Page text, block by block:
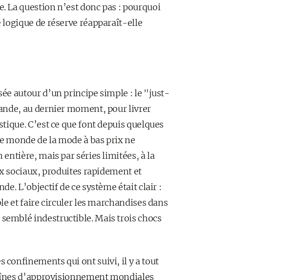
La question n’est donc pas : pourquoi
de réserve réapparaît-elle
autour d’un principe simple : le "just-
au dernier moment, pour livrer
C’est ce que font depuis quelques
monde de la mode à bas prix ne
mais par séries limitées, à la
sociaux, produites rapidement et
L’objectif de ce système était clair :
et faire circuler les marchandises dans
indestructible. Mais trois chocs
confinements qui ont suivi, il y a tout
d’approvisionnement mondiales